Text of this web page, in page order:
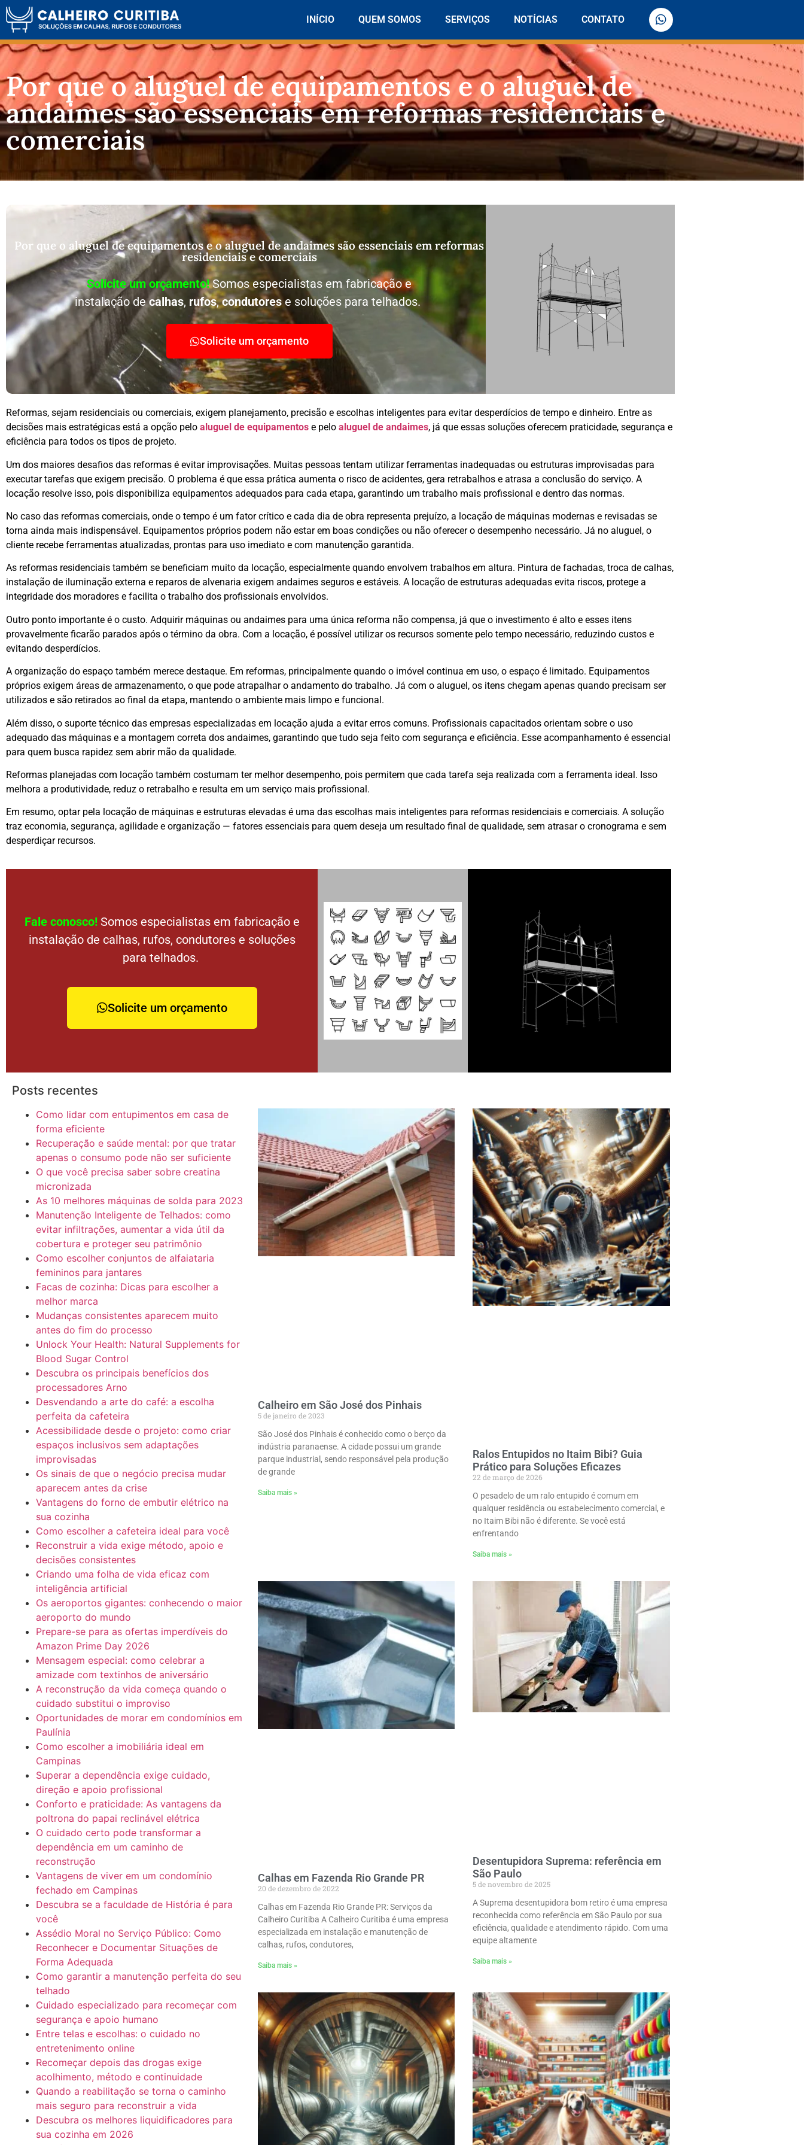
INÍCIO QUEM SOMOS SERVIÇOS NOTÍCIAS CONTATO
Por que o aluguel de equipamentos e o aluguel de
andaimes são essenciais em reformas residenciais e
comerciais
Por que o aluguel de equipamentos e o aluguel de andaimes são essenciais em reformas
residenciais e comerciais
Solicite um orçamento!Somos especialistas em fabricação e
instalação decalhas, rufos,condutorese soluções para telhados.
Solicite um orçamento
Reformas, sejam residenciais ou comerciais, exigem planejamento, precisão e escolhas inteligentes para evitar desperdícios de tempo e dinheiro. Entre as
decisões mais estratégicas está a opção pelo aluguel de equipamentos e pelo aluguel de andaimes, já que essas soluções oferecem praticidade, segurança e
eficiência para todos os tipos de projeto.
Um dos maiores desafios das reformas é evitar improvisações. Muitas pessoas tentam utilizar ferramentas inadequadas ou estruturas improvisadas para
executar tarefas que exigem precisão. O problema é que essa prática aumenta o risco de acidentes, gera retrabalhos e atrasa a conclusão do serviço. A
locação resolve isso, pois disponibiliza equipamentos adequados para cada etapa, garantindo um trabalho mais profissional e dentro das normas.
No caso das reformas comerciais, onde o tempo é um fator crítico e cada dia de obra representa prejuízo, a locação de máquinas modernas e revisadas se
torna ainda mais indispensável. Equipamentos próprios podem não estar em boas condições ou não oferecer o desempenho necessário. Já no aluguel, o
cliente recebe ferramentas atualizadas, prontas para uso imediato e com manutenção garantida.
As reformas residenciais também se beneficiam muito da locação, especialmente quando envolvem trabalhos em altura. Pintura de fachadas, troca de calhas,
instalação de iluminação externa e reparos de alvenaria exigem andaimes seguros e estáveis. A locação de estruturas adequadas evita riscos, protege a
integridade dos moradores e facilita o trabalho dos profissionais envolvidos.
Outro ponto importante é o custo. Adquirir máquinas ou andaimes para uma única reforma não compensa, já que o investimento é alto e esses itens
provavelmente ficarão parados após o término da obra. Com a locação, é possível utilizar os recursos somente pelo tempo necessário, reduzindo custos e
evitando desperdícios.
A organização do espaço também merece destaque. Em reformas, principalmente quando o imóvel continua em uso, o espaço é limitado. Equipamentos
próprios exigem áreas de armazenamento, o que pode atrapalhar o andamento do trabalho. Já com o aluguel, os itens chegam apenas quando precisam ser
utilizados e são retirados ao final da etapa, mantendo o ambiente mais limpo e funcional.
Além disso, o suporte técnico das empresas especializadas em locação ajuda a evitar erros comuns. Profissionais capacitados orientam sobre o uso
adequado das máquinas e a montagem correta dos andaimes, garantindo que tudo seja feito com segurança e eficiência. Esse acompanhamento é essencial
para quem busca rapidez sem abrir mão da qualidade.
Reformas planejadas com locação também costumam ter melhor desempenho, pois permitem que cada tarefa seja realizada com a ferramenta ideal. Isso
melhora a produtividade, reduz o retrabalho e resulta em um serviço mais profissional.
Em resumo, optar pela locação de máquinas e estruturas elevadas é uma das escolhas mais inteligentes para reformas residenciais e comerciais. A solução
traz economia, segurança, agilidade e organização — fatores essenciais para quem deseja um resultado final de qualidade, sem atrasar o cronograma e sem
desperdiçar recursos.
Fale conosco! Somos especialistas em fabricação e
instalação de calhas, rufos, condutores e soluções
para telhados.
Solicite um orçamento
Posts recentes
Como lidar com entupimentos em casa de
forma eficiente
Recuperação e saúde mental: por que tratar
apenas o consumo pode não ser suficiente
O que você precisa saber sobre creatina
micronizada
As 10 melhores máquinas de solda para 2023
Manutenção Inteligente de Telhados: como
evitar infiltrações, aumentar a vida útil da
cobertura e proteger seu patrimônio
Como escolher conjuntos de alfaiataria
femininos para jantares
Facas de cozinha: Dicas para escolher a
melhor marca
Mudanças consistentes aparecem muito
antes do fim do processo
Unlock Your Health: Natural Supplements for
Blood Sugar Control
Descubra os principais benefícios dos
processadores Arno
Desvendando a arte do café: a escolha
perfeita da cafeteira
Acessibilidade desde o projeto: como criar
espaços inclusivos sem adaptações
improvisadas
Os sinais de que o negócio precisa mudar
aparecem antes da crise
Vantagens do forno de embutir elétrico na
sua cozinha
Como escolher a cafeteira ideal para você
Reconstruir a vida exige método, apoio e
decisões consistentes
Criando uma folha de vida eficaz com
inteligência artificial
Os aeroportos gigantes: conhecendo o maior
aeroporto do mundo
Prepare-se para as ofertas imperdíveis do
Amazon Prime Day 2026
Mensagem especial: como celebrar a
amizade com textinhos de aniversário
A reconstrução da vida começa quando o
cuidado substitui o improviso
Oportunidades de morar em condomínios em
Paulínia
Como escolher a imobiliária ideal em
Campinas
Superar a dependência exige cuidado,
direção e apoio profissional
Conforto e praticidade: As vantagens da
poltrona do papai reclinável elétrica
O cuidado certo pode transformar a
dependência em um caminho de
reconstrução
Vantagens de viver em um condomínio
fechado em Campinas
Descubra se a faculdade de História é para
você
Assédio Moral no Serviço Público: Como
Reconhecer e Documentar Situações de
Forma Adequada
Como garantir a manutenção perfeita do seu
telhado
Cuidado especializado para recomeçar com
segurança e apoio humano
Entre telas e escolhas: o cuidado no
entretenimento online
Recomeçar depois das drogas exige
acolhimento, método e continuidade
Quando a reabilitação se torna o caminho
mais seguro para reconstruir a vida
Descubra os melhores liquidificadores para
sua cozinha em 2026
Calheiro em São José dos Pinhais
5 de janeiro de 2023
São José dos Pinhais é conhecido como o berço da
indústria paranaense. A cidade possui um grande
parque industrial, sendo responsável pela produção
de grande
Saiba mais »
Ralos Entupidos no Itaim Bibi? Guia
Prático para Soluções Eficazes
22 de março de 2026
O pesadelo de um ralo entupido é comum em
qualquer residência ou estabelecimento comercial, e
no Itaim Bibi não é diferente. Se você está
enfrentando
Saiba mais »
Calhas em Fazenda Rio Grande PR
20 de dezembro de 2022
Calhas em Fazenda Rio Grande PR: Serviços da
Calheiro Curitiba A Calheiro Curitiba é uma empresa
especializada em instalação e manutenção de
calhas, rufos, condutores,
Saiba mais »
Desentupidora Suprema: referência em
São Paulo
5 de novembro de 2025
A Suprema desentupidora bom retiro é uma empresa
reconhecida como referência em São Paulo por sua
eficiência, qualidade e atendimento rápido. Com uma
equipe altamente
Saiba mais »